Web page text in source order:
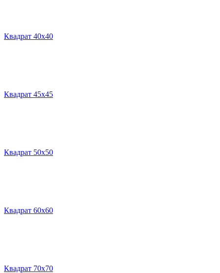
Квадрат 40х40
Квадрат 45х45
Квадрат 50х50
Квадрат 60х60
Квадрат 70х70